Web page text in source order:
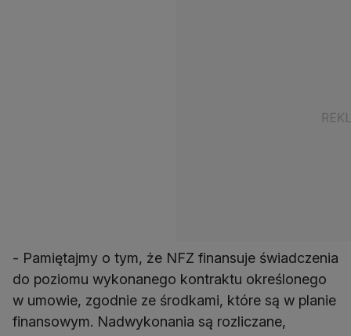
- Pamiętajmy o tym, że NFZ finansuje świadczenia
do poziomu wykonanego kontraktu określonego
w umowie, zgodnie ze środkami, które są w planie
finansowym. Nadwykonania są rozliczane,